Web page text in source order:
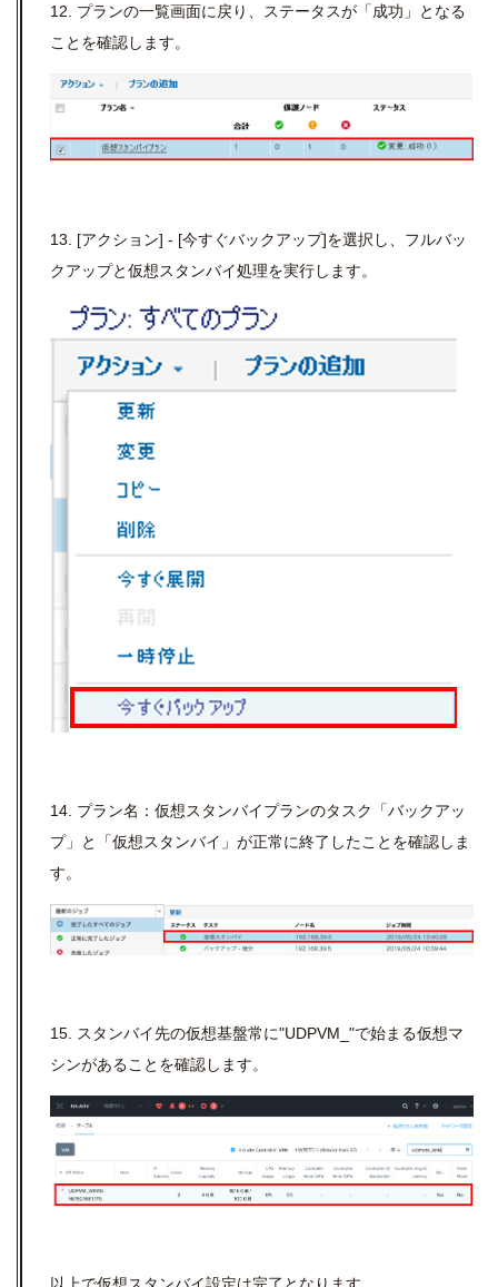
12. プランの一覧画面に戻り、ステータスが「成功」となる
ことを確認します。
13. [アクション] - [今すぐバックアップ]を選択し、フルバッ
クアップと仮想スタンバイ処理を実行します。
14. プラン名：仮想スタンバイプランのタスク「バックアッ
プ」と「仮想スタンバイ」が正常に終了したことを確認しま
す。
15. スタンバイ先の仮想基盤常に"UDPVM_"で始まる仮想マ
シンがあることを確認します。